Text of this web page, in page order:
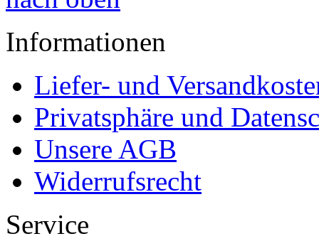
Informationen
Liefer- und
Privatsphäre und
Unsere AGB
Widerrufsrecht
Service